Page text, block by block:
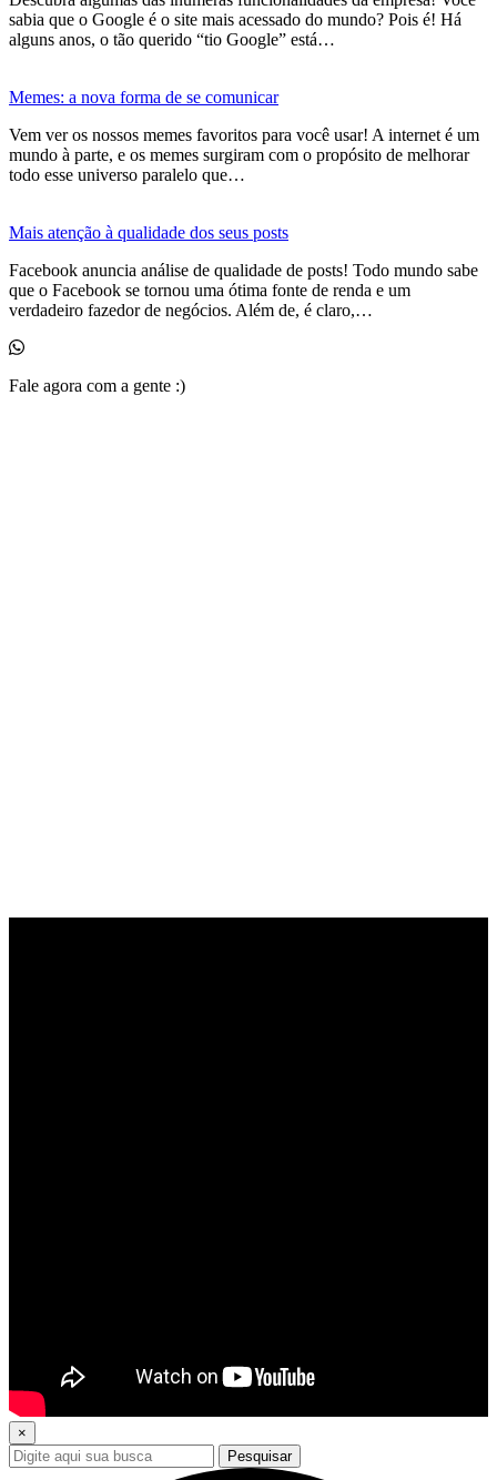
sabia que o Google é o site mais acessado do mundo? Pois é! Há
alguns anos, o tão querido “tio Google” está…
Memes: a nova forma de se comunicar
Vem ver os nossos memes favoritos para você usar! A internet é um
mundo à parte, e os memes surgiram com o propósito de melhorar
todo esse universo paralelo que…
Mais atenção à qualidade dos seus posts
Facebook anuncia análise de qualidade de posts! Todo mundo sabe
que o Facebook se tornou uma ótima fonte de renda e um
verdadeiro fazedor de negócios. Além de, é claro,…
Fale agora com a gente :)
×
Pesquisar